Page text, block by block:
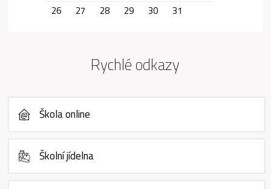
26
27 28 29 30 31
Rychlé odkazy
Škola online
Školní jídelna